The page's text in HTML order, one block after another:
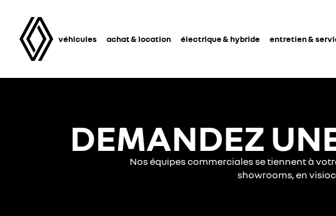
véhicules achat & location électrique & hybride entretien &
DEMANDEZ
Nos équipes commerciales se tiennent à
showrooms, en